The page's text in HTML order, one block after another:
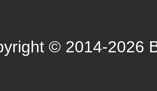
© 2014-2026